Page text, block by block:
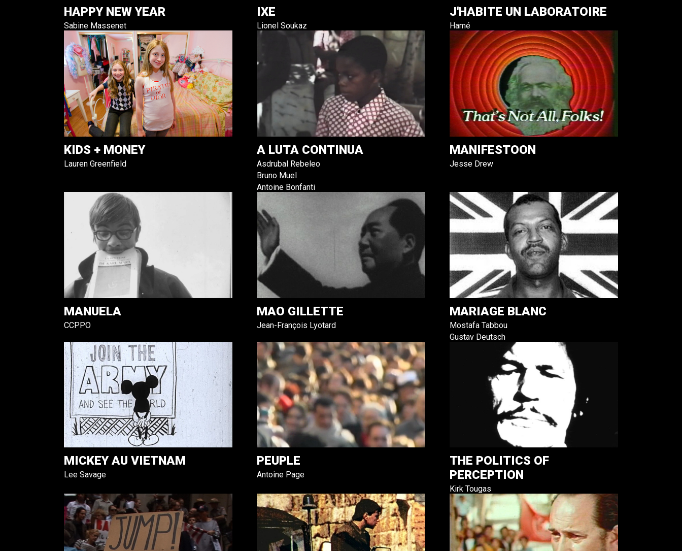
HAPPY NEW YEAR
Sabine Massenet
IXE
Lionel Soukaz
J'HABITE UN LABORATOIRE
Hamé
KIDS + MONEY
Lauren Greenfield
A LUTA CONTINUA
Asdrubal Rebeleo
Bruno Muel
Antoine Bonfanti
MANIFESTOON
Jesse Drew
MANUELA
CCPPO
MAO GILLETTE
Jean-François Lyotard
MARIAGE BLANC
Mostafa Tabbou
Gustav Deutsch
MICKEY AU VIETNAM
Lee Savage
PEUPLE
Antoine Page
THE POLITICS OF
PERCEPTION
Kirk Tougas